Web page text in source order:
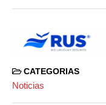
CATEGORIAS
Noticias